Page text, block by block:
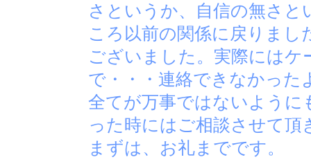
さというか、自信の無さと
ころ以前の関係に戻りま
ございました。実際には
で・・・連絡できなかった
全てが万事ではないように
った時にはご相談させて頂
まずは、お礼までです。